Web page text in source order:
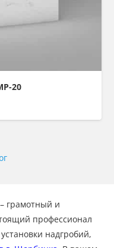
20
грамотный и
профессионал
надгробий,